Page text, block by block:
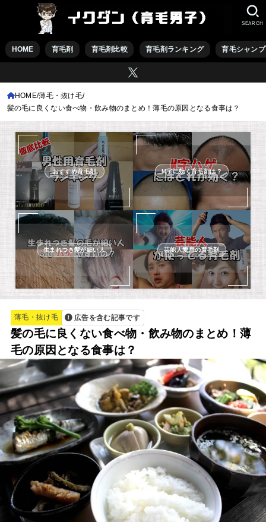
HOME 育毛剤 育毛剤比較 育毛剤ランキング 育毛シャン
SEARCH
HOME 薄毛・抜け毛
髪の毛に良くない食べ物・飲み物のまとめ！薄毛の原因となる食事は？
おすすめ育毛剤 M字に効く育毛剤は？
生まれつき髪が細い人 芸能人愛用の育毛剤
薄毛・抜け毛 広告を含む記事です
髪の毛に良くない食べ物・飲み物のまとめ！薄
毛の原因となる食事は？